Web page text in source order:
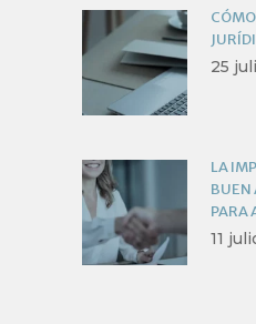
25
LA
BUEN
PARA
11